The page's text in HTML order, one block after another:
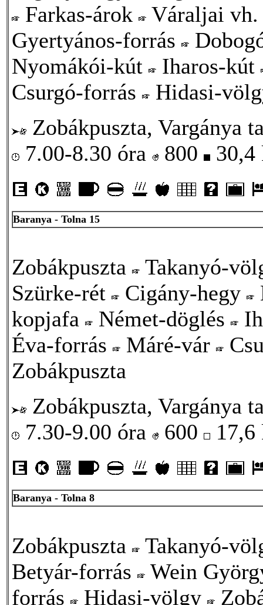
Farkas-árok
Váraljai
Gyertyános-forrás
Nyomákói-kút
Iharos-kút
Csurgó-forrás
Hidasi-
Zobákpuszta, Vargánya
7.00-8.30 óra
800
Baranya - Tolna 15
Zobákpuszta
Takanyó-
Szürke-rét
Cigány-hegy
kopjafa
Német-döglés
Éva-forrás
Máré-vár
Zobákpuszta
Zobákpuszta, Vargánya
7.30-9.00 óra
600
Baranya - Tolna 8
Zobákpuszta
Takanyó-
Betyár-forrás
Wein
forrás
Hidasi-völgy